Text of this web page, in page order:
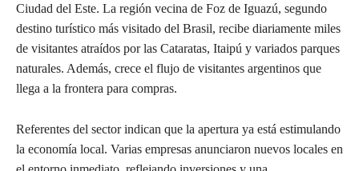
Ciudad del Este. La región vecina de Foz de Iguazú, segundo
destino turístico más visitado del Brasil, recibe diariamente miles
de visitantes atraídos por las Cataratas, Itaipú y variados parques
naturales. Además, crece el flujo de visitantes argentinos que
llega a la frontera para compras.
Referentes del sector indican que la apertura ya está estimulando
la economía local. Varias empresas anunciaron nuevos locales en